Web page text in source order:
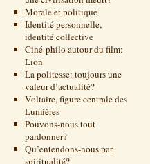
Morale et politique
Identité personnelle,
identité collective
Ciné-philo autour du film:
Lion
La politesse: toujours une
valeur d’actualité?
Voltaire, figure centrale des
Lumières
Pouvons-nous tout
pardonner?
Qu’entendons-nous par
spiritualité?